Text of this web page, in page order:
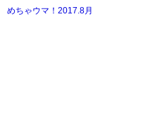
めちゃウマ！2017.8月